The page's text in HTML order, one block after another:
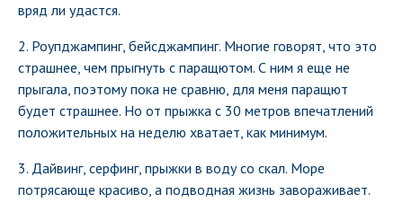
вряд ли удастся.
2. Роупджампинг, бейсджампинг. Многие говорят, что это
страшнее, чем прыгнуть с паращютом. С ним я еще не
прыгала, поэтому пока не сравню, для меня паращют
будет страшнее. Но от прыжка с 30 метров впечатлений
положительных на неделю хватает, как минимум.
3. Дайвинг, серфинг, прыжки в воду со скал. Море
потрясающе красиво, а подводная жизнь завораживает.